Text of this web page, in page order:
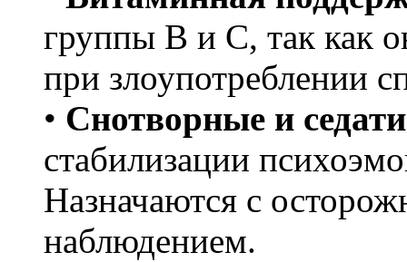
группы B и C, так как
при злоупотреблении
• Снотворные и
стабилизации
Назначаются с
наблюдением.